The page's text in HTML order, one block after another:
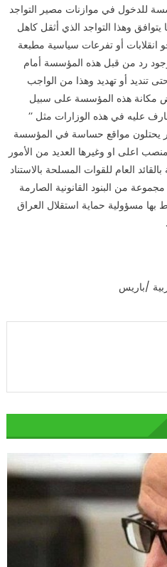
للدخول في موازنات مصير التواجد
يتوافق وهذا التواجد الذي أثقل كاهل
انقلابات أو تفرعات سياسية مطبعة
رد من قبل هذه المؤسسة أمام
تنديد أو تهديد وهذا من الواجب
مكانة هذه المؤسسة على سبيل
عليه في هذه الوزارات مثل ’’
كبار يحتلون مواقع حساسة في المؤسسة
اعلى او وغيرها العديد من الأمور
العام للقوات المسلحة بالاستناد
من البنود القانونية الصارمة
مسؤولية حماية استقلال العراق
/باريس